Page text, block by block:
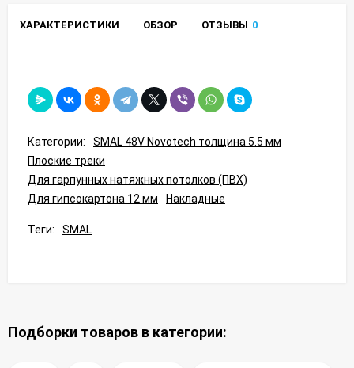
ХАРАКТЕРИСТИКИ ОБЗОР ОТЗЫВЫ 0
Категории:
SMAL 48V Novotech толщина 5.5 мм
Плоские треки
Для гарпунных натяжных потолков (ПВХ)
Для гипсокартона 12 мм
Накладные
Теги: SMAL
Подборки товаров в категории: